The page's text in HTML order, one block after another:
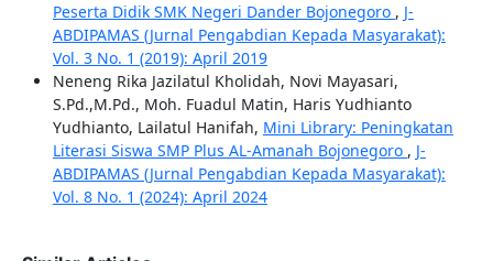
Peserta Didik SMK Negeri Dander Bojonegoro , J-
ABDIPAMAS (Jurnal Pengabdian Kepada Masyarakat):
Vol. 3 No. 1 (2019): April 2019
Neneng Rika Jazilatul Kholidah, Novi Mayasari,
S.Pd.,M.Pd., Moh. Fuadul Matin, Haris Yudhianto
Yudhianto, Lailatul Hanifah, Mini Library: Peningkatan
Literasi Siswa SMP Plus AL-Amanah Bojonegoro , J-
ABDIPAMAS (Jurnal Pengabdian Kepada Masyarakat):
Vol. 8 No. 1 (2024): April 2024